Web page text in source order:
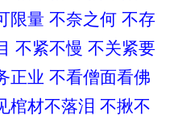
限量 不奈之何 不存
不紧不慢 不关紧要
正业 不看僧面看佛
棺材不落泪 不揪不